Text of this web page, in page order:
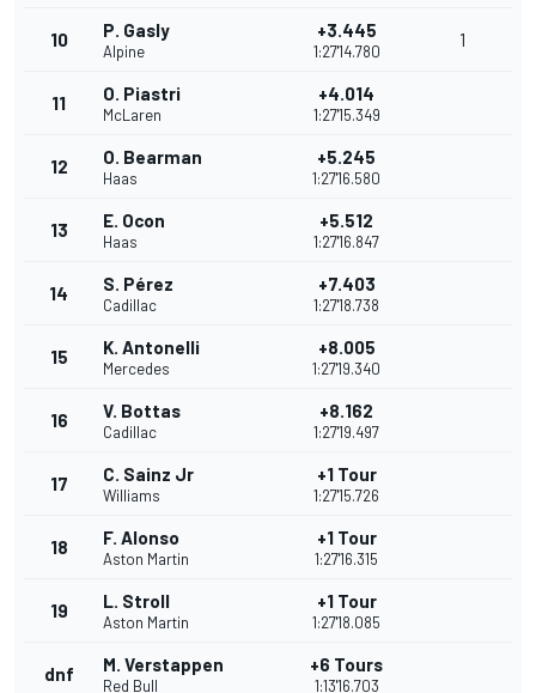
10 P. Gasly
Alpine
+3.445
1:27'14.780
1
11 O. Piastri
McLaren
+4.014
1:27'15.349
12 O. Bearman
Haas
+5.245
1:27'16.580
13 E. Ocon
Haas
+5.512
1:27'16.847
14 S. Pérez
Cadillac
+7.403
1:27'18.738
15 K. Antonelli
Mercedes
+8.005
1:27'19.340
16 V. Bottas
Cadillac
+8.162
1:27'19.497
17 C. Sainz Jr
Williams
+1 Tour
1:27'15.726
18 F. Alonso
Aston Martin
+1 Tour
1:27'16.315
19 L. Stroll
Aston Martin
+1 Tour
1:27'18.085
dnf M. Verstappen
Red Bull
+6 Tours
1:13'16.703